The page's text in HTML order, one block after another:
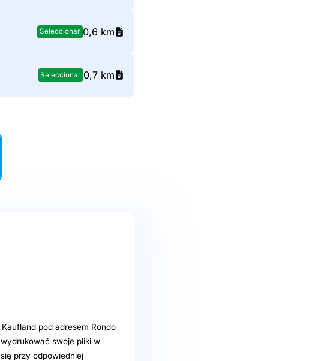
Seleccionar 0,6 km
Seleccionar 0,7 km
pod adresem Rondo
swoje pliki w
przy odpowiedniej